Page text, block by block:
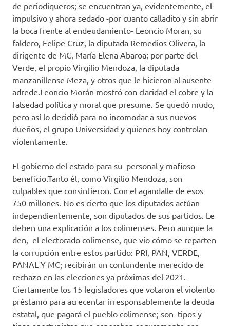
de periodiqueros; se encuentran ya, evidentemente, el
impulsivo y ahora sedado -por cuanto calladito y sin abrir
la boca frente al endeudamiento- Leoncio Moran, su
faldero, Felipe Cruz, la diputada Remedios Olivera, la
dirigente de MC, María Elena Abaroa; por parte del
Verde, el propio Virgilio Mendoza, la diputada
manzanillense Meza, y otros que le hicieron al ausente
adrede.Leoncio Morán mostró con claridad el cobre y la
falsedad política y moral que presume. Se quedó mudo,
pero así lo decidió para no incomodar a sus nuevos
dueños, el grupo Universidad y quienes hoy controlan
violentamente.
El gobierno del estado para su personal y mafioso
beneficio.Tanto él, como Virgilio Mendoza, son
culpables que consintieron. Con el agandalle de esos
750 millones. No es cierto que los diputados actúan
independientemente, son diputados de sus partidos. Le
deben una explicación a los colimenses. Pero aunque la
den, el electorado colimense, que vio cómo se reparten
la corrupción entre estos partido: PRI, PAN, VERDE,
PANAL Y MC; recibirán un contundente merecido de
rechazo en las elecciones ya próximas del 2021.
Ciertamente los 15 legisladores que votaron el violento
préstamo para acrecentar irresponsablemente la deuda
estatal, que pagará el pueblo colimense; son tipos y